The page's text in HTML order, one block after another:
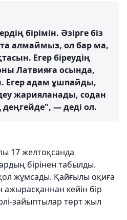
бірімін. Әзірге біз
алмаймыз, ол бар ма,
Егер біреудің
Латвияға осында,
Егер адам ұшпайды,
жарияланады, содан
— деді ол.
17 желтоқсанда
бірінен табылды.
жұмсады. Қайғылы оқиға
кейін бір
зайыптылар төрт жыл